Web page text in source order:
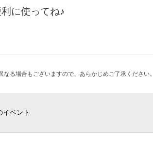
に使ってね♪
る場合もございますので、あらかじめご了承ください。
イベント
球場
社
プレサミット2026